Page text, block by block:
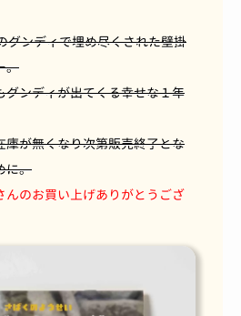
グンディで埋め尽くされた壁掛
。
グンディが出てくる幸せな１年
庫が無くなり次第販売終了とな
に。
んのお買い上げありがとうござ